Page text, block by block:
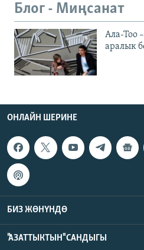
Блог - Миңсанат
Ала-Тоо
аралык
ОНЛАЙН ШЕРИНЕ
БИЗ ЖӨНҮНДӨ
"АЗАТТЫКТЫН" САНДЫГЫ